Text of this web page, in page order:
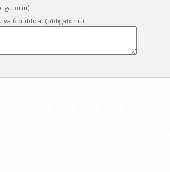
va fi publicat (obligatoriu)